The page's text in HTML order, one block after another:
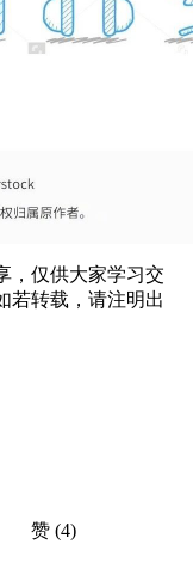
，仅供大家学习交
若转载，请注明出
赞 (4)